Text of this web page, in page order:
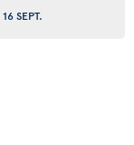
16 SEPT.